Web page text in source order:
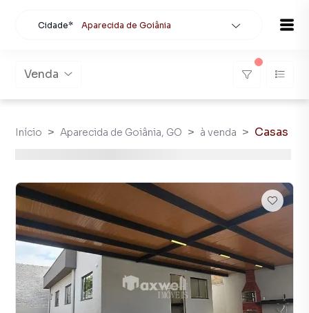
Cidade* Aparecida de Goiânia
Venda
Início Aparecida de Goiânia, GO à venda Casas